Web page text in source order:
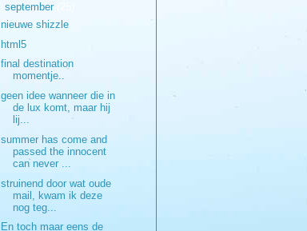
september
nieuwe shizzle
html5
final destination
momentje..
geen idee wanneer die in
de lux komt, maar hij
lij...
summer has come and
passed the innocent
can never ...
struinend door wat oude
mail, kwam ik deze
nog teg...
En toch maar eens de